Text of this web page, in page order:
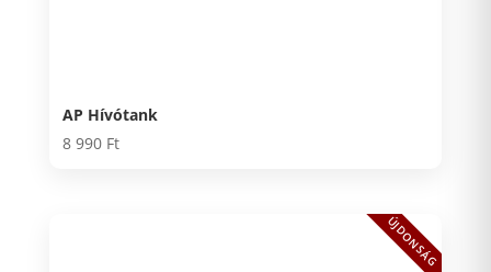
AP Hívótank
8 990 Ft
ÚJDONSÁG